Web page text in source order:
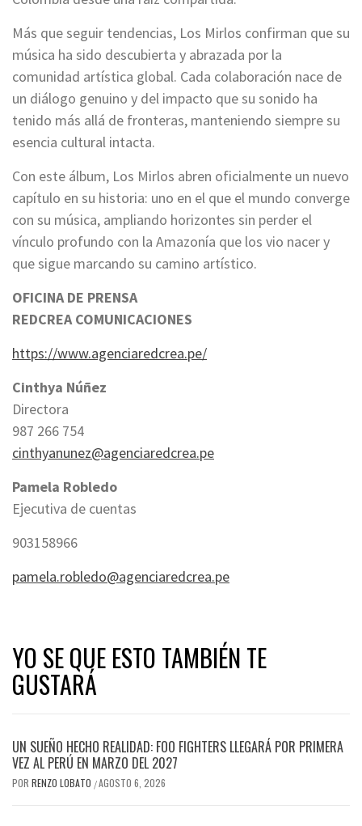
Más que seguir tendencias, Los Mirlos confirman que su
música ha sido descubierta y abrazada por la
comunidad artística global. Cada colaboración nace de
un diálogo genuino y del impacto que su sonido ha
tenido más allá de fronteras, manteniendo siempre su
esencia cultural intacta.
Con este álbum, Los Mirlos abren oficialmente un nuevo
capítulo en su historia: uno en el que el mundo converge
con su música, ampliando horizontes sin perder el
vínculo profundo con la Amazonía que los vio nacer y
que sigue marcando su camino artístico.
OFICINA DE PRENSA
REDCREA COMUNICACIONES
https://www.agenciaredcrea.pe/
Cinthya Núñez
Directora
987 266 754
cinthyanunez@agenciaredcrea.pe
Pamela Robledo
Ejecutiva de cuentas
903158966
pamela.robledo@agenciaredcrea.pe
YO SE QUE ESTO TAMBIÉN TE
GUSTARÁ
UN SUEÑO HECHO REALIDAD: FOO FIGHTERS LLEGARÁ POR PRIMERA
VEZ AL PERÚ EN MARZO DEL 2027
POR RENZO LOBATO /AGOSTO 6, 2026